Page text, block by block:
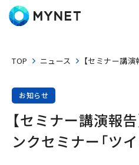
TOP ニュース 【セミナー講
お知らせ
【セミナー講演報
ンクセミナー「ツイ